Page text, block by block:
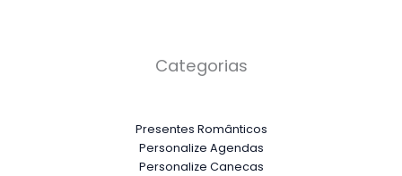
Categorias
Presentes Românticos
Personalize Agendas
Personalize Canecas